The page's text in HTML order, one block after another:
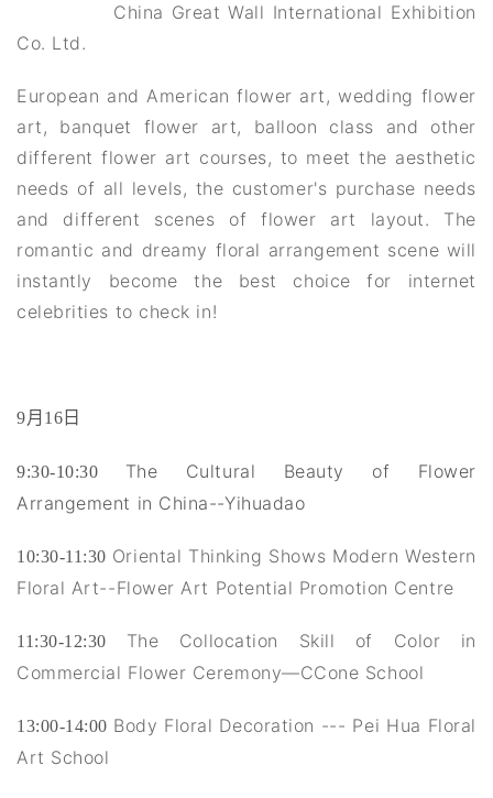
China Great Wall International Exhibition
Co. Ltd.
European and American flower art, wedding flower
art, banquet flower art, balloon class and other
different flower art courses, to meet the aesthetic
needs of all levels, the customer's purchase needs
and different scenes of flower art layout. The
romantic and dreamy floral arrangement scene will
instantly become the best choice for internet
celebrities to check in!
9月16日
9:30-10:30 The Cultural Beauty of Flower
Arrangement in China--Yihuadao
10:30-11:30 Oriental Thinking Shows Modern Western
Floral Art--Flower Art Potential Promotion Centre
11:30-12:30 The Collocation Skill of Color in
Commercial Flower Ceremony—CCone School
13:00-14:00 Body Floral Decoration --- Pei Hua Floral
Art School